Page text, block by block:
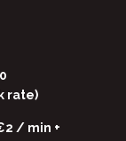
rate)
/ min +